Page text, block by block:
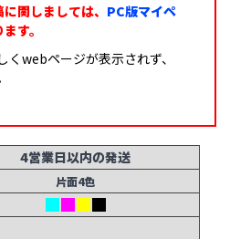
関しましては、 PC版マイペ
す。
くwebページが表示されず、
4営業日以内の発送
片面4色